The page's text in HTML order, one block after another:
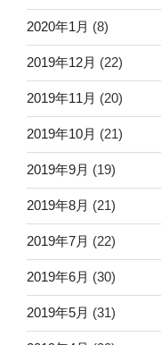
2020年1月 (8)
2019年12月 (22)
2019年11月 (20)
2019年10月 (21)
2019年9月 (19)
2019年8月 (21)
2019年7月 (22)
2019年6月 (30)
2019年5月 (31)